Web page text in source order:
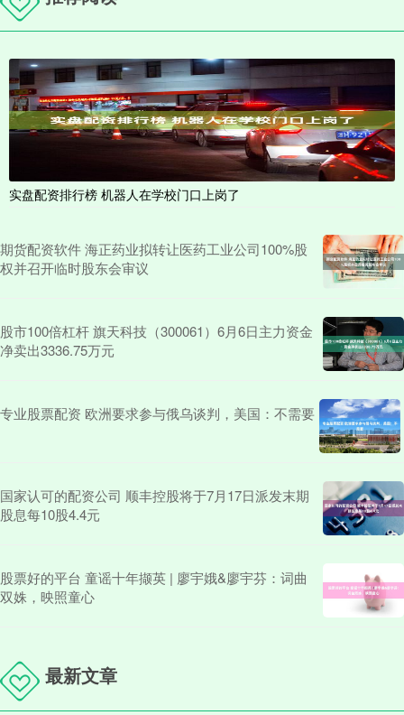
实盘配资排行榜 机器人在学校门口上岗了
期货配资软件 海正药业拟转让医药工业公司100%股
权并召开临时股东会审议
股市100倍杠杆 旗天科技（300061）6月6日主力资金
净卖出3336.75万元
专业股票配资 欧洲要求参与俄乌谈判，美国：不需要
国家认可的配资公司 顺丰控股将于7月17日派发末期
股息每10股4.4元
股票好的平台 童谣十年撷英 | 廖宇娥&廖宇芬：词曲
双姝，映照童心
最新文章